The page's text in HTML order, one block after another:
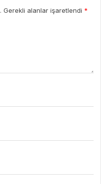
Gerekli alanlar işaretlendi *